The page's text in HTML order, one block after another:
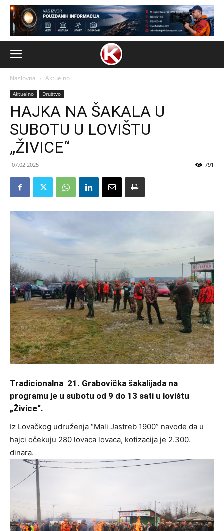
Naslovna Aktuelno
Aktuelno Društvo
HAJKA NA ŠAKALA U
SUBOTU U LOVIŠTU
„ŽIVICE“
07.02.2025 791
Tradicionalna 21. Grabovička šakalijada na
programu je u subotu od 9 do 13 sati u lovištu
„Živice“.
Iz Lovačkog udruženja “Mali Jastreb 1900” navode da u
hajci očekuju 280 lovaca lovaca, kotizacija je 2.300.
dinara.